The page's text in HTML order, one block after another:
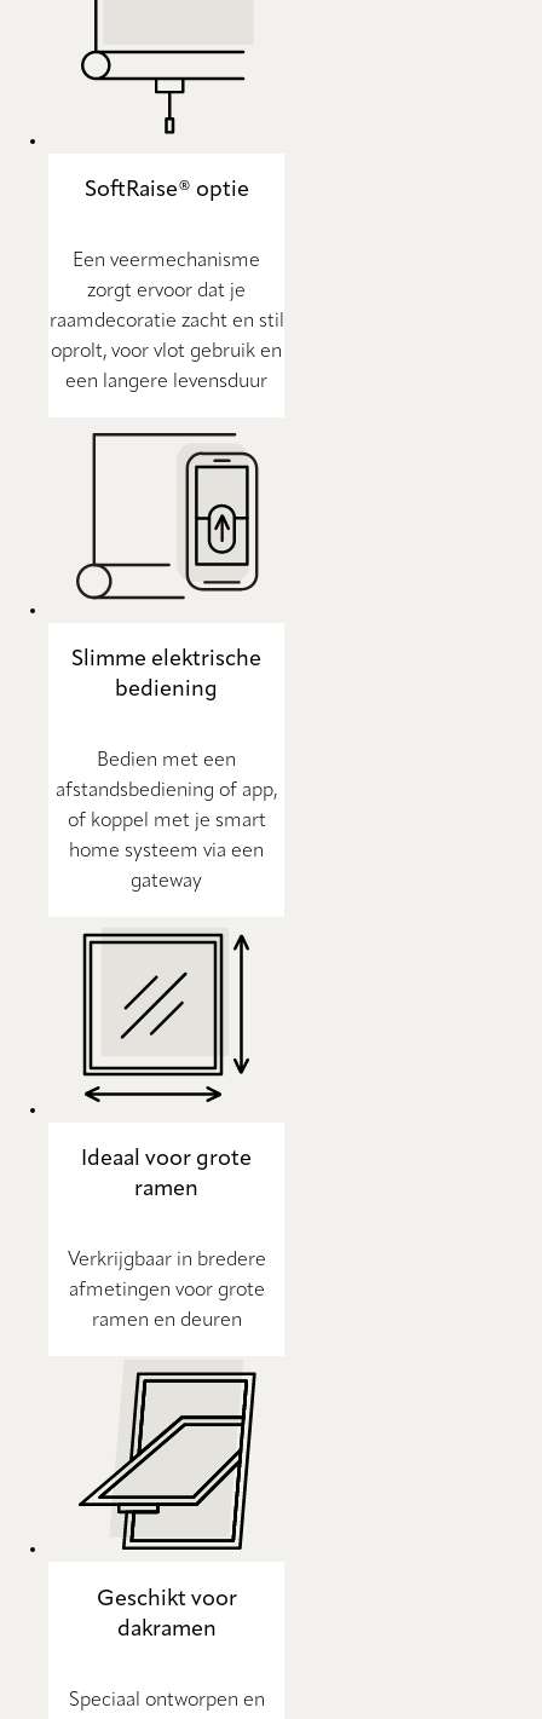
SoftRaise® optie
Een veermechanisme
zorgt ervoor dat je
raamdecoratie zacht en stil
oprolt, voor vlot gebruik en
een langere levensduur
Slimme elektrische
bediening
Bedien met een
afstandsbediening of app,
of koppel met je smart
home systeem via een
gateway
Ideaal voor grote
ramen
Verkrijgbaar in bredere
afmetingen voor grote
ramen en deuren
Geschikt voor
dakramen
Speciaal ontworpen en